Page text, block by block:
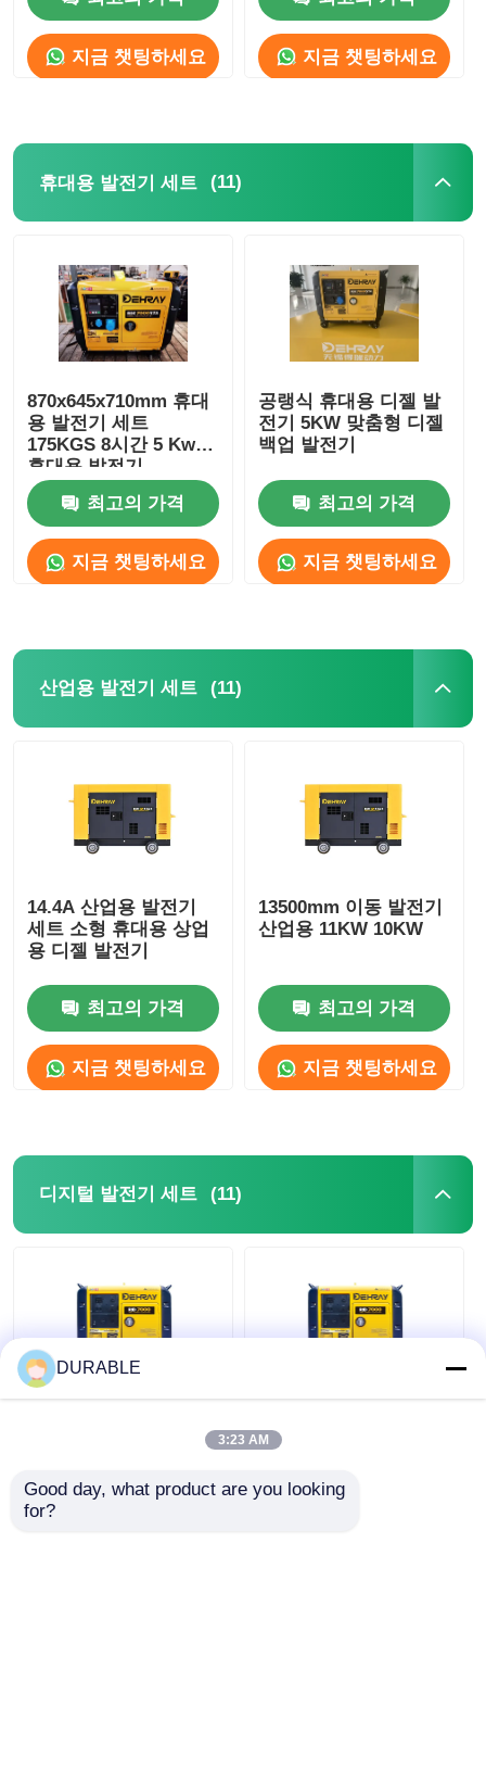
지금 챗팅하세요 지금 챗팅하세요
휴대용 발전기 세트 (11)
870x645x710mm 휴대
용 발전기 세트
175KGS 8시간 5 Kw
휴대용 발전기
최고의 가격
지금 챗팅하세요
공랭식 휴대용 디젤 발
전기 5KW 맞춤형 디젤
백업 발전기
최고의 가격
지금 챗팅하세요
산업용 발전기 세트 (11)
14.4A 산업용 발전기
세트 소형 휴대용 상업
용 디젤 발전기
최고의 가격
지금 챗팅하세요
13500mm 이동 발전기
산업용 11KW 10KW
최고의 가격
지금 챗팅하세요
디지털 발전기 세트 (11)
기 세트 150Kg 단일 단
털 디젤 발전기 5000W
디젤 발전기 가정용 옐
로우
DURABLE
3:23 AM
Good day, what product are you looking
for?